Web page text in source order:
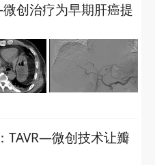
创治疗为早期肝癌提
TAVR—微创技术让瓣